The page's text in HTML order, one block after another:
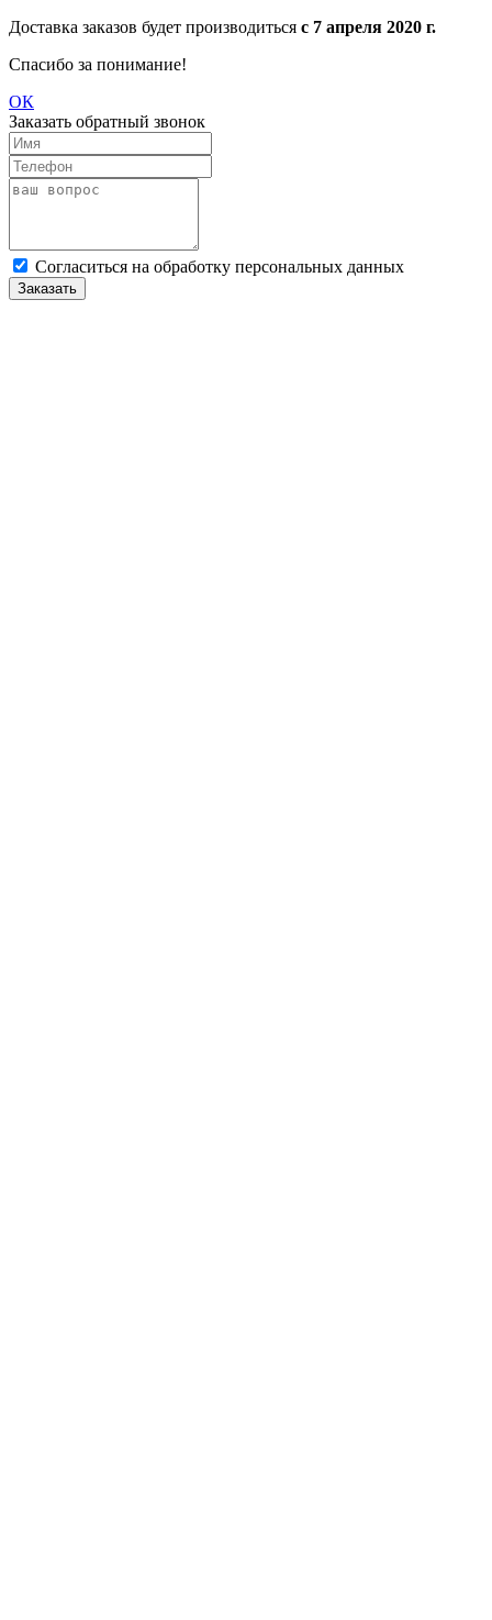
Доставка заказов будет производиться с 7 апреля 2020 г.
Спасибо за понимание!
ОК
Заказать обратный звонок
Cогласиться на обработку персональных данных
Заказать